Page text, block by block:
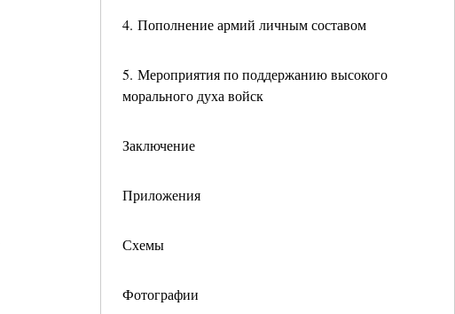
4. Пополнение армий личным составом
5. Мероприятия по поддержанию высокого
морального духа войск
Заключение
Приложения
Схемы
Фотографии